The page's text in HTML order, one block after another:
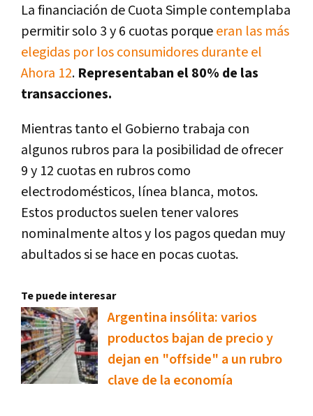
La financiación de Cuota Simple contemplaba
permitir solo 3 y 6 cuotas porqueeran las más
elegidas por los consumidores durante el
Ahora 12. Representaban el 80% de las
transacciones.
Mientras tanto el Gobierno trabaja con
algunos rubros para la posibilidad de ofrecer
9 y 12 cuotas en rubros como
electrodomésticos, línea blanca, motos.
Estos productos suelen tener valores
nominalmente altos y los pagos quedan muy
abultados si se hace en pocas cuotas.
Te puede interesar
Argentina insólita: varios
productos bajan de precio y
dejan en "offside" a un rubro
clave de la economía